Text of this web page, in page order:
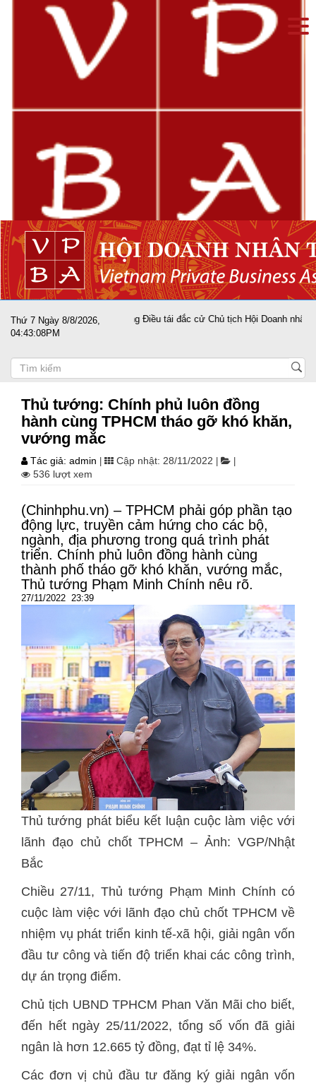
Thứ 7 Ngày 8/8/2026,
04:43:09PM
Nguyễn Trọng Điều tái đắc cử Chủ tịch Hội Doanh nhân Tư nhân Việt
Thủ tướng: Chính phủ luôn đồng
hành cùng TPHCM tháo gỡ khó khăn,
vướng mắc
Tác giả: admin Cập nhật: 28/11/2022
536 lượt xem
(Chinhphu.vn) – TPHCM phải góp phần tạo
động lực, truyền cảm hứng cho các bộ,
ngành, địa phương trong quá trình phát
triển. Chính phủ luôn đồng hành cùng
thành phố tháo gỡ khó khăn, vướng mắc,
Thủ tướng Phạm Minh Chính nêu rõ.
27/11/2022 23:39
Thủ tướng phát biểu kết luận cuộc làm việc với
lãnh đạo chủ chốt TPHCM – Ảnh: VGP/Nhật
Bắc
Chiều 27/11, Thủ tướng Phạm Minh Chính có
cuộc làm việc với lãnh đạo chủ chốt TPHCM về
nhiệm vụ phát triển kinh tế-xã hội, giải ngân vốn
đầu tư công và tiến độ triển khai các công trình,
dự án trọng điểm.
Chủ tịch UBND TPHCM Phan Văn Mãi cho biết,
đến hết ngày 25/11/2022, tổng số vốn đã giải
ngân là hơn 12.665 tỷ đồng, đạt tỉ lệ 34%.
Các đơn vị chủ đầu tư đăng ký giải ngân vốn